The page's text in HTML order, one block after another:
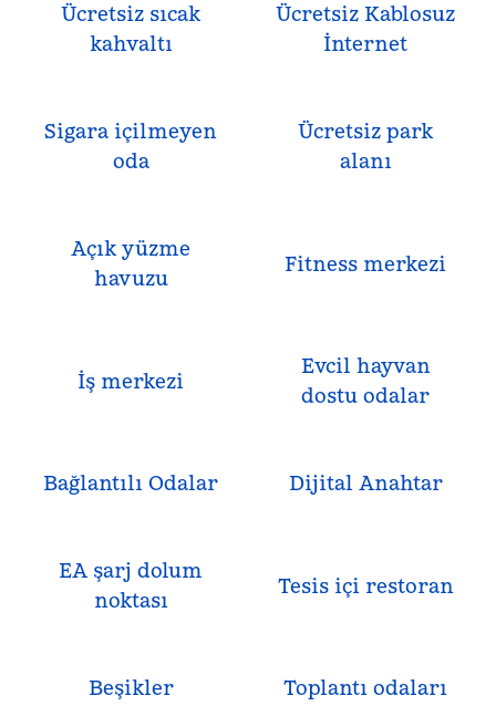
Ücretsiz sıcak
kahvaltı
Ücretsiz Kablosuz
İnternet
Sigara içilmeyen
oda
Ücretsiz park
alanı
Açık yüzme
havuzu
Fitness merkezi
İş merkezi
Evcil hayvan
dostu odalar
Bağlantılı Odalar Dijital Anahtar
EA şarj dolum
noktası
Tesis içi restoran
Beşikler Toplantı odaları